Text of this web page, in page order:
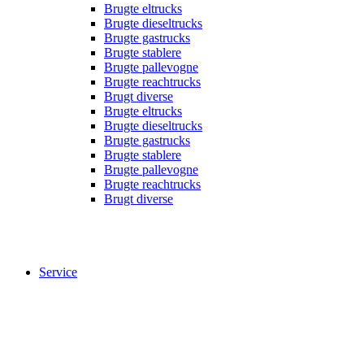
Brugte eltrucks
Brugte dieseltrucks
Brugte gastrucks
Brugte stablere
Brugte pallevogne
Brugte reachtrucks
Brugt diverse
Brugte eltrucks
Brugte dieseltrucks
Brugte gastrucks
Brugte stablere
Brugte pallevogne
Brugte reachtrucks
Brugt diverse
Service